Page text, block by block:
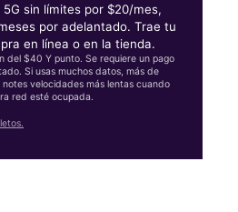
sin límites por $20/mes,
por adelantado. Trae tu
en línea o en la tienda.
del $40 Y punto. Se requiere un pago
Si usas muchos datos, más de
velocidades más lentas cuando
red esté ocupada.